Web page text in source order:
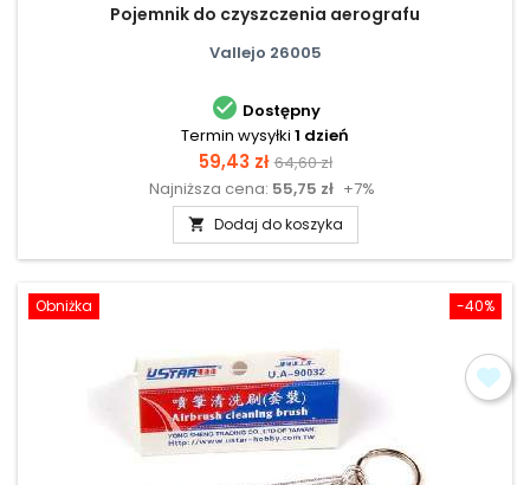
Pojemnik do czyszczenia aerografu
Vallejo 26005
 Dostępny
Termin wysyłki 1 dzień
Cena
59,43 zł Cena
podstawowa
64,60 zł
Najniższa cena: 55,75 zł +7%
 Dodaj do koszyka
-40%
Obniżka